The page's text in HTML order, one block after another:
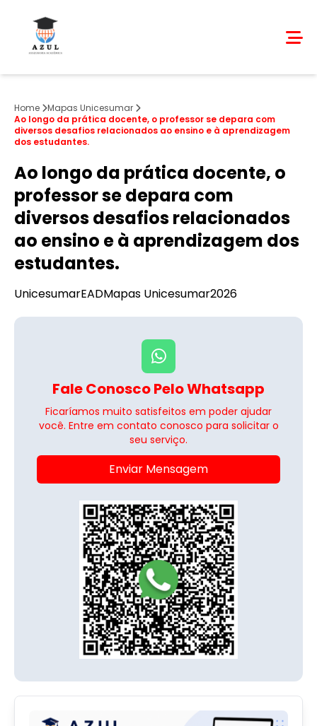
Home
Mapas Unicesumar
Ao longo da prática docente, o professor se depara com
diversos desafios relacionados ao ensino e à aprendizagem
dos estudantes.
Ao longo da prática docente, o
professor se depara com
diversos desafios relacionados
ao ensino e à aprendizagem dos
estudantes.
UnicesumarEADMapas Unicesumar2026
Fale Conosco Pelo Whatsapp
Ficaríamos muito satisfeitos em poder ajudar
você. Entre em contato conosco para solicitar o
seu serviço.
Enviar Mensagem